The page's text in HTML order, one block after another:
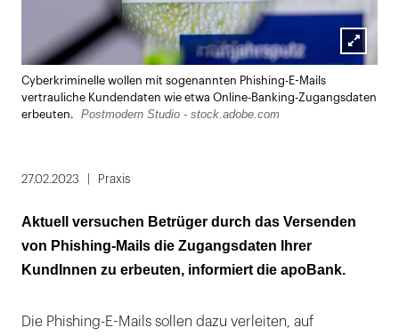
Lightbox
Cyberkriminelle wollen mit sogenannten Phishing-E-Mails
vertrauliche Kundendaten wie etwa Online-Banking-Zugangsdaten
erbeuten.
Postmodern Studio - stock.adobe.com
27.02.2023 Praxis
Aktuell versuchen Betrüger durch das Versenden
von Phishing-Mails die Zugangsdaten Ihrer
KundInnen zu erbeuten, informiert die apoBank.
Die Phishing-E-Mails sollen dazu verleiten, auf